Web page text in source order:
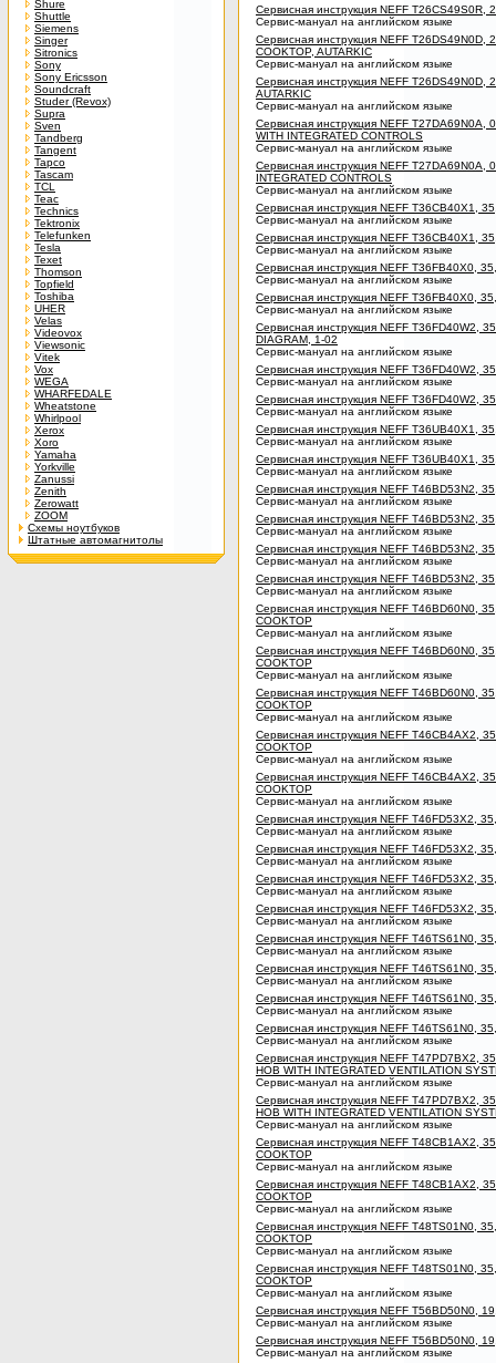
Shure
Shuttle
Siemens
Singer
Sitronics
Sony
Sony Ericsson
Soundcraft
Studer (Revox)
Supra
Sven
Tandberg
Tangent
Tapco
Tascam
TCL
Teac
Technics
Tektronix
Telefunken
Tesla
Texet
Thomson
Topfield
Toshiba
UHER
Velas
Videovox
Viewsonic
Vitek
Vox
WEGA
WHARFEDALE
Wheatstone
Whirlpool
Xerox
Xoro
Yamaha
Yorkville
Zanussi
Zenith
Zerowatt
ZOOM
Схемы ноутбуков
Штатные автомагнитолы
Сервисная инструкция NEFF T26CS49S0R,
Сервис-мануал на английском языке
Сервисная инструкция NEFF T26DS49N0D,
COOKTOP, AUTARKIC
Сервис-мануал на английском языке
Сервисная инструкция NEFF T26DS49N0D,
AUTARKIC
Сервис-мануал на английском языке
Сервисная инструкция NEFF T27DA69N0A,
WITH INTEGRATED CONTROLS
Сервис-мануал на английском языке
Сервисная инструкция NEFF T27DA69N0A,
INTEGRATED CONTROLS
Сервис-мануал на английском языке
Сервисная инструкция NEFF T36CB40X1,
Сервис-мануал на английском языке
Сервисная инструкция NEFF T36CB40X1,
Сервис-мануал на английском языке
Сервисная инструкция NEFF T36FB40X0,
Сервис-мануал на английском языке
Сервисная инструкция NEFF T36FB40X0,
Сервис-мануал на английском языке
Сервисная инструкция NEFF T36FD40W2,
DIAGRAM, 1-02
Сервис-мануал на английском языке
Сервисная инструкция NEFF T36FD40W2,
Сервис-мануал на английском языке
Сервисная инструкция NEFF T36FD40W2,
Сервис-мануал на английском языке
Сервисная инструкция NEFF T36UB40X1,
Сервис-мануал на английском языке
Сервисная инструкция NEFF T36UB40X1,
Сервис-мануал на английском языке
Сервисная инструкция NEFF T46BD53N2,
Сервис-мануал на английском языке
Сервисная инструкция NEFF T46BD53N2,
Сервис-мануал на английском языке
Сервисная инструкция NEFF T46BD53N2,
Сервис-мануал на английском языке
Сервисная инструкция NEFF T46BD53N2,
Сервис-мануал на английском языке
Сервисная инструкция NEFF T46BD60N0,
COOKTOP
Сервис-мануал на английском языке
Сервисная инструкция NEFF T46BD60N0,
COOKTOP
Сервис-мануал на английском языке
Сервисная инструкция NEFF T46BD60N0,
COOKTOP
Сервис-мануал на английском языке
Сервисная инструкция NEFF T46CB4AX2,
COOKTOP
Сервис-мануал на английском языке
Сервисная инструкция NEFF T46CB4AX2,
COOKTOP
Сервис-мануал на английском языке
Сервисная инструкция NEFF T46FD53X2,
Сервис-мануал на английском языке
Сервисная инструкция NEFF T46FD53X2,
Сервис-мануал на английском языке
Сервисная инструкция NEFF T46FD53X2,
Сервис-мануал на английском языке
Сервисная инструкция NEFF T46FD53X2,
Сервис-мануал на английском языке
Сервисная инструкция NEFF T46TS61N0,
Сервис-мануал на английском языке
Сервисная инструкция NEFF T46TS61N0,
Сервис-мануал на английском языке
Сервисная инструкция NEFF T46TS61N0,
Сервис-мануал на английском языке
Сервисная инструкция NEFF T46TS61N0,
Сервис-мануал на английском языке
Сервисная инструкция NEFF T47PD7BX2,
HOB WITH INTEGRATED VENTILATION
Сервис-мануал на английском языке
Сервисная инструкция NEFF T47PD7BX2,
HOB WITH INTEGRATED VENTILATION
Сервис-мануал на английском языке
Сервисная инструкция NEFF T48CB1AX2,
COOKTOP
Сервис-мануал на английском языке
Сервисная инструкция NEFF T48CB1AX2,
COOKTOP
Сервис-мануал на английском языке
Сервисная инструкция NEFF T48TS01N0,
COOKTOP
Сервис-мануал на английском языке
Сервисная инструкция NEFF T48TS01N0,
COOKTOP
Сервис-мануал на английском языке
Сервисная инструкция NEFF T56BD50N0,
Сервис-мануал на английском языке
Сервисная инструкция NEFF T56BD50N0,
Сервис-мануал на английском языке